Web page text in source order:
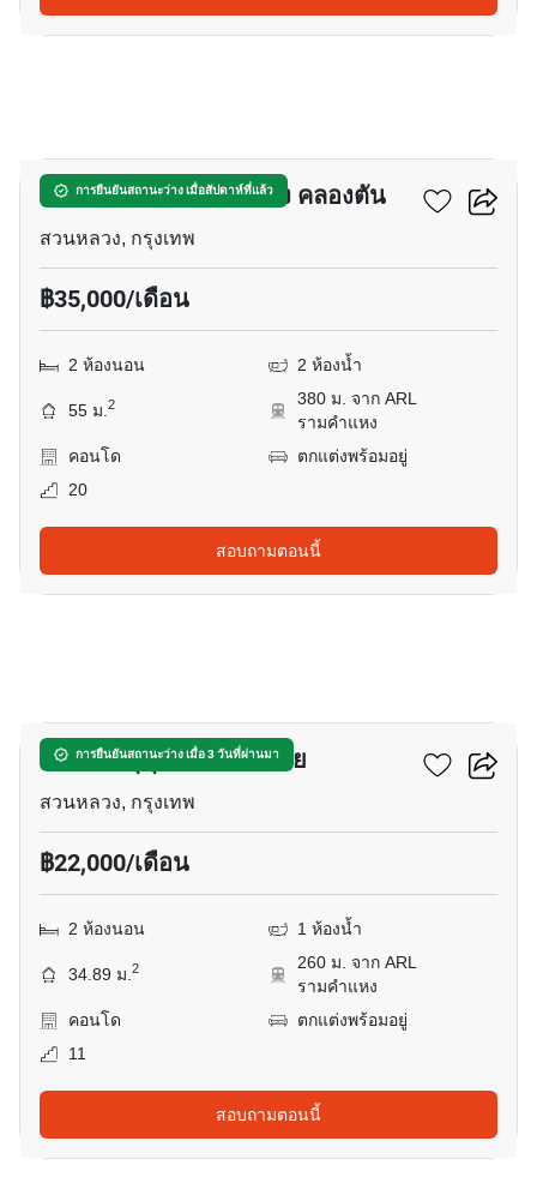
การยืนยันสถานะว่าง เมื่อสัปดาห์ที่แล้ว
ฟิวส์ โมเบียส รามคำแหง คลองตัน
สวนหลวง, กรุงเทพ
฿35,000/เดือน
2 ห้องนอน 2 ห้องน้ำ
55 ม.2
380 ม. จาก ARL
รามคำแหง
คอนโด
ตกแต่งพร้อมอยู่
20
สอบถามตอนนี้
การยืนยันสถานะว่าง เมื่อ 3 วันที่ผ่านมา
เดอะทรี สุขุมวิท 71 เอกมัย
สวนหลวง, กรุงเทพ
฿22,000/เดือน
2 ห้องนอน 1 ห้องน้ำ
34.89 ม.2
260 ม. จาก ARL
รามคำแหง
คอนโด
ตกแต่งพร้อมอยู่
11
สอบถามตอนนี้